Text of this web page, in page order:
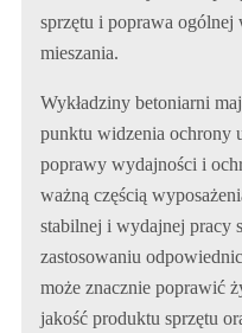
sprzętu i poprawa ogólnej
mieszania.
Wykładziny betoniarni
punktu widzenia ochrony
poprawy wydajności i
ważną częścią
stabilnej i wydajnej pracy
zastosowaniu
może znacznie poprawić
jakość produktu sprzętu